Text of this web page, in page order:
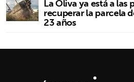
La Oliva ya está a las
recuperar la parcela
23 años